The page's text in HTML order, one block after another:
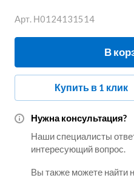
Арт. Н0124131514
В
Купить в 1 клик
Нужна консультация?
Наши специалисты
интересующий вопрос.
Вы также можете найти